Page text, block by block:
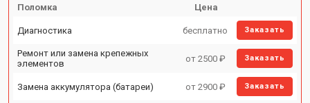
Поломка Цена
Диагностика бесплатно Заказать
Ремонт или замена крепежных
элементов
от 2500 ₽ Заказать
Замена аккумулятора (батареи) от 2900 ₽ Заказать